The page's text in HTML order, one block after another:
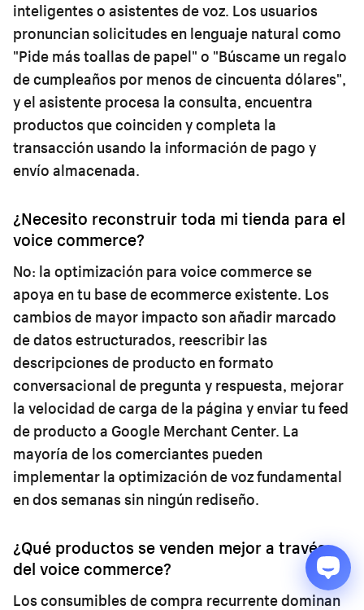
inteligentes o asistentes de voz. Los usuarios
pronuncian solicitudes en lenguaje natural como
"Pide más toallas de papel" o "Búscame un regalo
de cumpleaños por menos de cincuenta dólares",
y el asistente procesa la consulta, encuentra
productos que coinciden y completa la
transacción usando la información de pago y
envío almacenada.
¿Necesito reconstruir toda mi tienda para el
voice commerce?
No: la optimización para voice commerce se
apoya en tu base de ecommerce existente. Los
cambios de mayor impacto son añadir marcado
de datos estructurados, reescribir las
descripciones de producto en formato
conversacional de pregunta y respuesta, mejorar
la velocidad de carga de la página y enviar tu feed
de producto a Google Merchant Center. La
mayoría de los comerciantes pueden
implementar la optimización de voz fundamental
en dos semanas sin ningún rediseño.
¿Qué productos se venden mejor a través
del voice commerce?
Los consumibles de compra recurrente dominan